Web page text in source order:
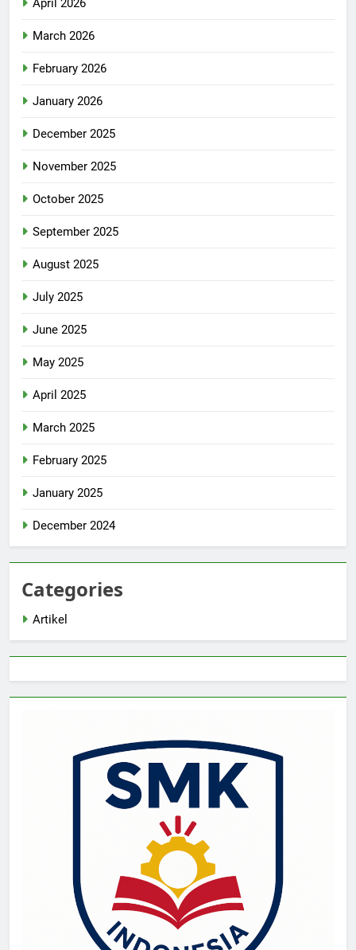
April 2026
March 2026
February 2026
January 2026
December 2025
November 2025
October 2025
September 2025
August 2025
July 2025
June 2025
May 2025
April 2025
March 2025
February 2025
January 2025
December 2024
Categories
Artikel